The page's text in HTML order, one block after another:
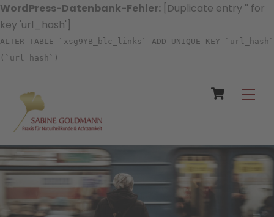
WordPress-Datenbank-Fehler: [Duplicate entry '' for
key 'url_hash']
ALTER TABLE `xsg9YB_blc_links` ADD UNIQUE KEY `url_hash`
(`url_hash`)
content
Cart